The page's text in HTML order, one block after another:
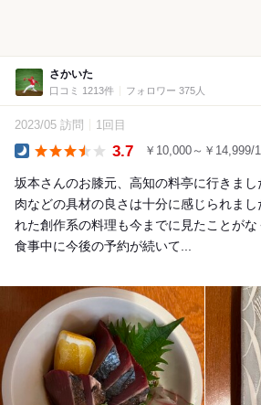
さかいた
口コミ 1213件 フォロワー 375人
2023/05 訪問 1回目
3.7 ￥10,000～￥14,999/
坂本さんのお膝元、高知の料亭に行きま
肉などの具材の良さは十分に感じられま
れた創作系の料理も今までに見たことがな
食事中に今後の予約が続いて...